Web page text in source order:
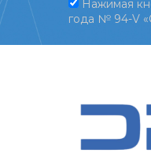
Нажимая
года № 94-V